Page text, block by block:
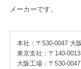
メーカーです。
本社：〒530-0047 大
東京支社：〒140-
大阪工場：〒530-